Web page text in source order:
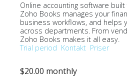
Online accounting software
Zoho Books manages your
business workflows, and helps
across departments. From
Zoho Books makes it all easy.
Trial period Kontakt Priser
$20.00 monthly